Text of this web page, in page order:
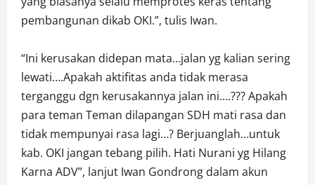
pembangunan dikab OKI.”, tulis Iwan.
“Ini kerusakan didepan mata…jalan yg kalian sering
lewati….Apakah aktifitas anda tidak merasa
terganggu dgn kerusakannya jalan ini….??? Apakah
para teman Teman dilapangan SDH mati rasa dan
tidak mempunyai rasa lagi…? Berjuanglah…untuk
kab. OKI jangan tebang pilih. Hati Nurani yg Hilang
Karna ADV”, lanjut Iwan Gondrong dalam akun